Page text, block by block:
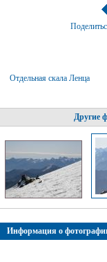
Отдельная скала Ленца
Другие
Информация о